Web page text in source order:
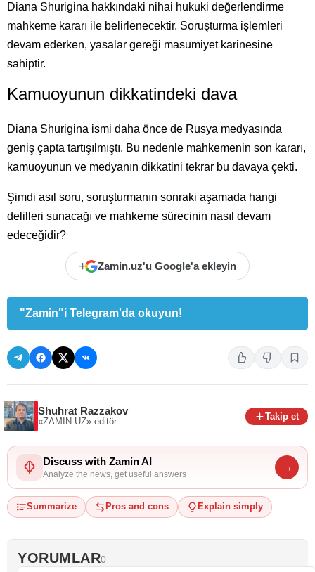
Diana Shurigina hakkındaki nihai hukuki değerlendirme
mahkeme kararı ile belirlenecektir. Soruşturma işlemleri
devam ederken, yasalar gereği masumiyet karinesine
sahiptir.
Kamuoyunun dikkatindeki dava
Diana Shurigina ismi daha önce de Rusya medyasında
geniş çapta tartışılmıştı. Bu nedenle mahkemenin son kararı,
kamuoyunun ve medyanın dikkatini tekrar bu davaya çekti.
Şimdi asıl soru, soruşturmanın sonraki aşamada hangi
delilleri sunacağı ve mahkeme sürecinin nasıl devam
edeceğidir?
+ Zamin.uz'u Google'a ekleyin
"Zamin"i Telegram'da okuyun!
Shuhrat Razzakov
«ZAMIN.UZ» editör
Takip et
Discuss with Zamin AI
Analyze the news, get useful answers
→
Summarize Pros and cons Explain simply
YORUMLAR0